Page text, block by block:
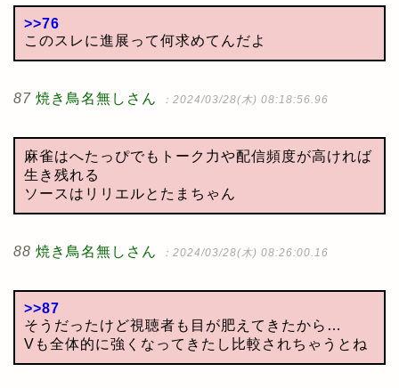
>>76
このスレに進展って何求めてんだよ
87 焼き鳥名無しさん ：2024/03/28(木) 08:18:56.96
麻雀はへたっぴでもトーク力や配信頻度が高ければ
生き残れる
ソースはリリエルとたまちゃん
88 焼き鳥名無しさん ：2024/03/28(木) 08:26:00.16
>>87
そうだったけど視聴者も目が肥えてきたから…
Vも全体的に強くなってきたし比較されちゃうとね